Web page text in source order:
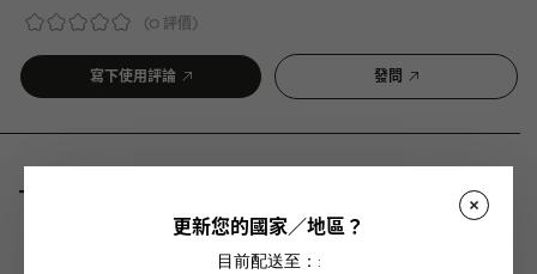
0 評價
寫下使用評論 發問
更新您的國家／地區？
目前配送至：: